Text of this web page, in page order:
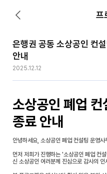
뒤로 가기 프
은행권 공동 소상공인 컨
안내
2025.12.12
소상공인 폐업
종료 안내
안녕하세요, 소상공인 폐업 컨설팅 운영사
먼저 저희가 진행하는 '소상공인 폐업 컨
신 소상공인 여러분께 진심으로 감사의 인